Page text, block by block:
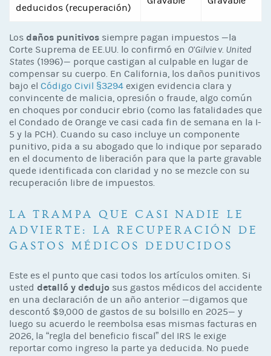
deducidos (recuperación)
Los daños punitivos siempre pagan impuestos —la
Corte Suprema de EE.UU. lo confirmó en O’Gilvie v. United
States (1996)— porque castigan al culpable en lugar de
compensar su cuerpo. En California, los daños punitivos
bajo el Código Civil §3294 exigen evidencia clara y
convincente de malicia, opresión o fraude, algo común
en choques por conducir ebrio (como las fatalidades que
el Condado de Orange ve casi cada fin de semana en la I-
5 y la PCH). Cuando su caso incluye un componente
punitivo, pida a su abogado que lo indique por separado
en el documento de liberación para que la parte gravable
quede identificada con claridad y no se mezcle con su
recuperación libre de impuestos.
LA TRAMPA QUE CASI NADIE LE
ADVIERTE: LA RECUPERACIÓN DE
GASTOS MÉDICOS DEDUCIDOS
Este es el punto que casi todos los artículos omiten. Si
usted detalló y dedujo sus gastos médicos del accidente
en una declaración de un año anterior —digamos que
descontó $9,000 de gastos de su bolsillo en 2025— y
luego su acuerdo le reembolsa esas mismas facturas en
2026, la “regla del beneficio fiscal” del IRS le exige
reportar como ingreso la parte ya deducida. No puede